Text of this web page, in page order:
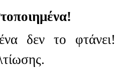
δεν το φτάνει!